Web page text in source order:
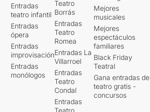
Entradas
teatro infantil
Entradas
ópera
Entradas
improvisación
Entradas
monólogos
Teatro
Borrás
Entradas
Teatro
Romea
Entradas La
Villarroel
Entradas
Teatro
Condal
Entradas
Teatro
Mejores
musicales
Mejores
espectáculos
familiares
Black Friday
Teatral
Gana entradas de
teatro gratis -
concursos